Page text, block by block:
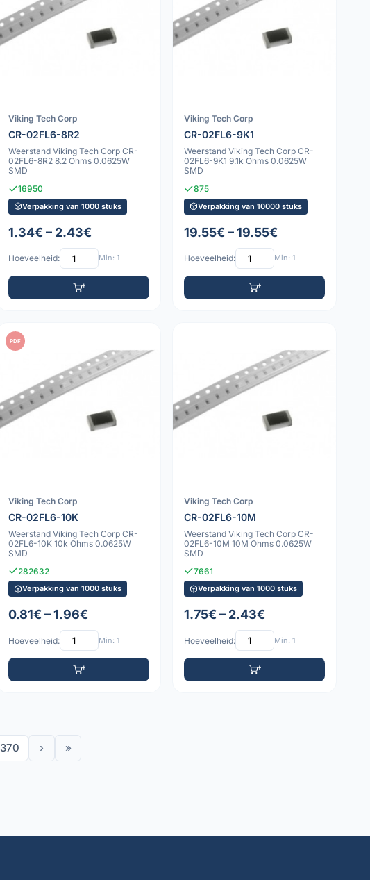
Viking Tech Corp
CR-02FL6-8R2
Weerstand Viking Tech Corp CR-
02FL6-8R2 8.2 Ohms 0.0625W
SMD
16950
Verpakking van 1000 stuks
1.34€ – 2.43€
Hoeveelheid: Min: 1
Viking Tech Corp
CR-02FL6-9K1
Weerstand Viking Tech Corp CR-
02FL6-9K1 9.1k Ohms 0.0625W
SMD
875
Verpakking van 10000 stuks
19.55€ – 19.55€
Hoeveelheid: Min: 1
PDF
Viking Tech Corp
CR-02FL6-10K
Weerstand Viking Tech Corp CR-
02FL6-10K 10k Ohms 0.0625W
SMD
282632
Verpakking van 1000 stuks
0.81€ – 1.96€
Hoeveelheid: Min: 1
Viking Tech Corp
CR-02FL6-10M
Weerstand Viking Tech Corp CR-
02FL6-10M 10M Ohms 0.0625W
SMD
7661
Verpakking van 1000 stuks
1.75€ – 2.43€
Hoeveelheid: Min: 1
370 › »